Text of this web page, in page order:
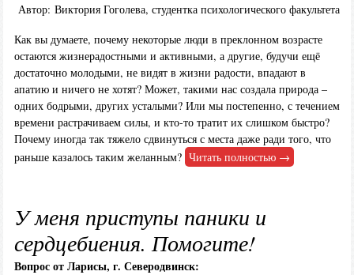
Автор: Виктория Гоголева, студентка психологического факультета
Как вы думаете, почему некоторые люди в преклонном возрасте
остаются жизнерадостными и активными, а другие, будучи ещё
достаточно молодыми, не видят в жизни радости, впадают в
апатию и ничего не хотят? Может, такими нас создала природа –
одних бодрыми, других усталыми? Или мы постепенно, с течением
времени растрачиваем силы, и кто-то тратит их слишком быстро?
Почему иногда так тяжело сдвинуться с места даже ради того, что
раньше казалось таким желанным? Читать полностью →
У меня приступы паники и
сердцебиения. Помогите!
Вопрос от Ларисы, г. Северодвинск: